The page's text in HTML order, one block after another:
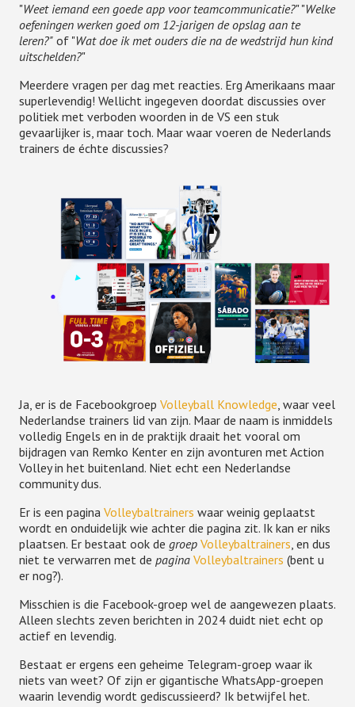
"Weet iemand een goede app voor teamcommunicatie?" "Welke
oefeningen werken goed om 12-jarigen de opslag aan te
leren?" of "Wat doe ik met ouders die na de wedstrijd hun kind
uitschelden?"
Meerdere vragen per dag met reacties. Erg Amerikaans maar
superlevendig! Wellicht ingegeven doordat discussies over
politiek met verboden woorden in de VS een stuk
gevaarlijker is, maar toch. Maar waar voeren de Nederlands
trainers de échte discussies?
Ja, er is de Facebookgroep Volleyball Knowledge , waar veel
Nederlandse trainers lid van zijn. Maar de naam is inmiddels
volledig Engels en in de praktijk draait het vooral om
bijdragen van Remko Kenter en zijn avonturen met Action
Volley in het buitenland. Niet echt een Nederlandse
community dus.
Er is een pagina Volleybaltrainers waar weinig geplaatst
wordt en onduidelijk wie achter die pagina zit. Ik kan er niks
plaatsen. Er bestaat ook de groep Volleybaltrainers , en dus
niet te verwarren met de pagina Volleybaltrainers (bent u
er nog?).
Misschien is die Facebook-groep wel de aangewezen plaats.
Alleen slechts zeven berichten in 2024 duidt niet echt op
actief en levendig.
Bestaat er ergens een geheime Telegram-groep waar ik
niets van weet? Of zijn er gigantische WhatsApp-groepen
waarin levendig wordt gediscussieerd? Ik betwijfel het.